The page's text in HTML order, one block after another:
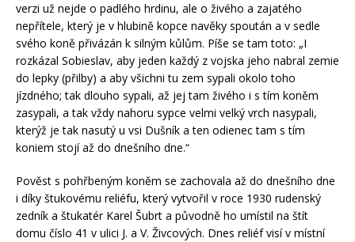
verzi už nejde o padlého hrdinu, ale o živého a zajatého
nepřítele, který je v hlubině kopce navěky spoután a v sedle
svého koně přivázán k silným kůlům. Píše se tam toto: „I
rozkázal Sobieslav, aby jeden každý z vojska jeho nabral zemie
do lepky (přilby) a aby všichni tu zem sypali okolo toho
jízdného; tak dlouho sypali, až jej tam živého i s tím koněm
zasypali, a tak vždy nahoru sypce velmi velký vrch nasypali,
kterýž je tak nasutý u vsi Dušník a ten odienec tam s tím
koniem stojí až do dnešního dne.“
Pověst s pohřbeným koněm se zachovala až do dnešního dne
i díky štukovému reliéfu, který vytvořil v roce 1930 rudenský
zedník a štukatér Karel Šubrt a původně ho umístil na štít
domu číslo 41 v ulici J. a V. Živcových. Dnes reliéf visí v místní